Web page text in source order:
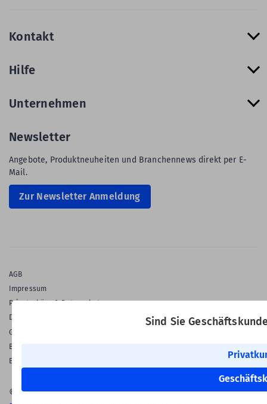
Sind Sie
Kontakt
Hilfe
Unternehmen
Newsletter
Angebote, Produktneuheiten und Branchennews direkt per E-
Mail.
Zur Newsletter Anmeldung
AGB
Impressum
Privatsphäre & Datenschutz
Datenschutz-Einstellungen
Gewährleistung
Barrierefreiheitserklärung
English Language
© 2026 Labelident GmbH